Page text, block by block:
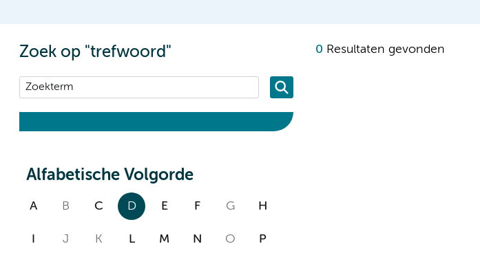
Zoek op "trefwoord"
Alfabetische Volgorde
A B C D E F G H
J K L M N O P
0 Resultaten gevonden